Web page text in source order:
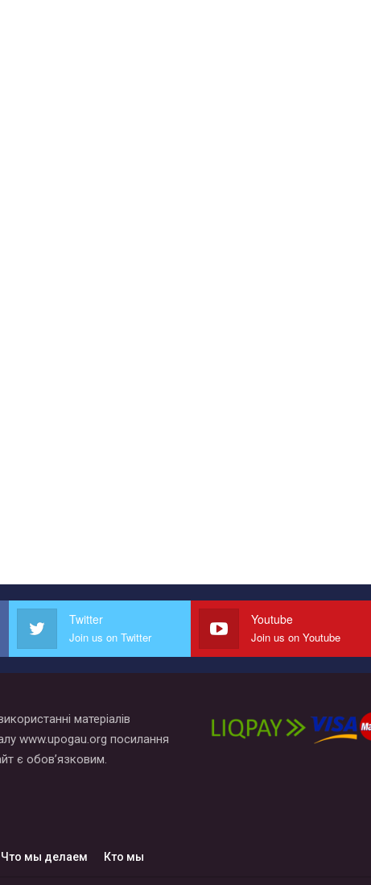
Twitter
Join us on Twitter
Youtube
Join us on Youtube
матеріалів
www.upogau.org посилання
є обов’язковим.
Что мы делаем Кто мы